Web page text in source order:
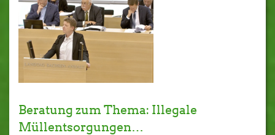
Beratung zum Thema: Illegale
Müllentsorgungen…